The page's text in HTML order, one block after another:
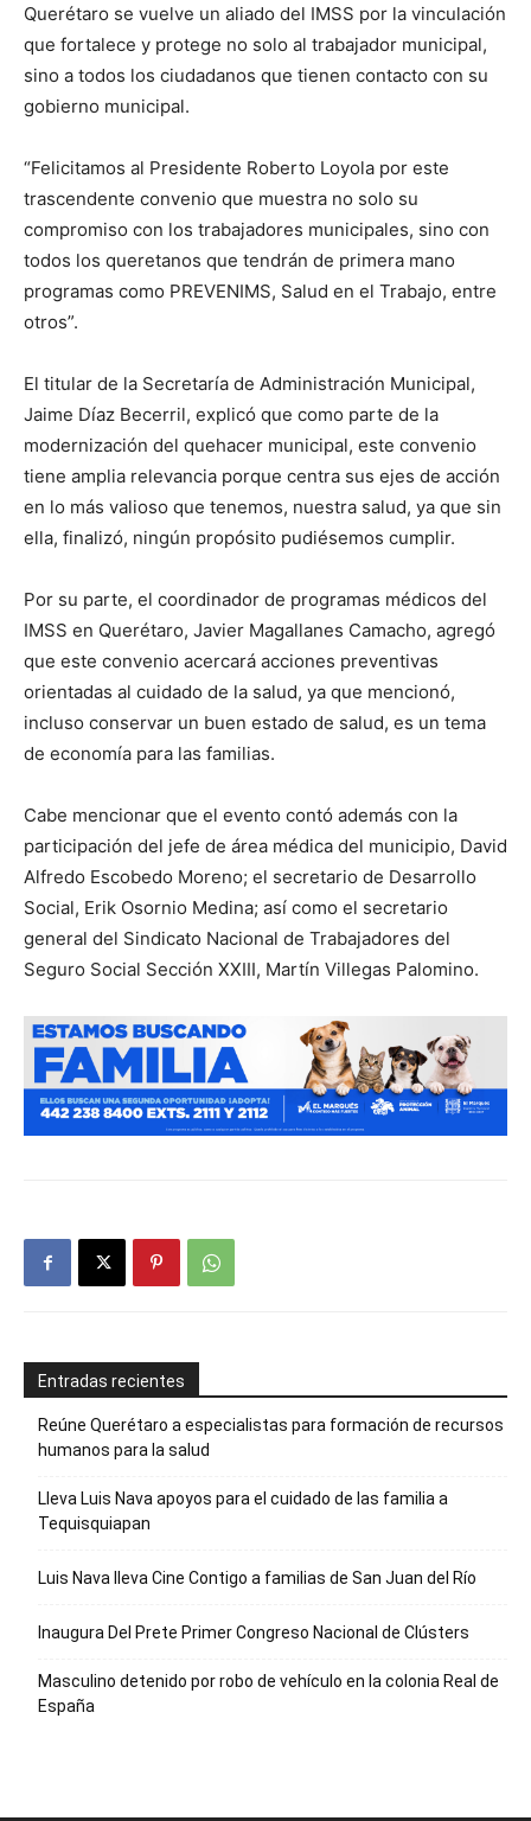
Querétaro se vuelve un aliado del IMSS por la vinculación
que fortalece y protege no solo al trabajador municipal,
sino a todos los ciudadanos que tienen contacto con su
gobierno municipal.
“Felicitamos al Presidente Roberto Loyola por este
trascendente convenio que muestra no solo su
compromiso con los trabajadores municipales, sino con
todos los queretanos que tendrán de primera mano
programas como PREVENIMS, Salud en el Trabajo, entre
otros”.
El titular de la Secretaría de Administración Municipal,
Jaime Díaz Becerril, explicó que como parte de la
modernización del quehacer municipal, este convenio
tiene amplia relevancia porque centra sus ejes de acción
en lo más valioso que tenemos, nuestra salud, ya que sin
ella, finalizó, ningún propósito pudiésemos cumplir.
Por su parte, el coordinador de programas médicos del
IMSS en Querétaro, Javier Magallanes Camacho, agregó
que este convenio acercará acciones preventivas
orientadas al cuidado de la salud, ya que mencionó,
incluso conservar un buen estado de salud, es un tema
de economía para las familias.
Cabe mencionar que el evento contó además con la
participación del jefe de área médica del municipio, David
Alfredo Escobedo Moreno; el secretario de Desarrollo
Social, Erik Osornio Medina; así como el secretario
general del Sindicato Nacional de Trabajadores del
Seguro Social Sección XXIII, Martín Villegas Palomino.
Entradas recientes
Reúne Querétaro a especialistas para formación de recursos
humanos para la salud
Lleva Luis Nava apoyos para el cuidado de las familia a
Tequisquiapan
Luis Nava lleva Cine Contigo a familias de San Juan del Río
Inaugura Del Prete Primer Congreso Nacional de Clústers
Masculino detenido por robo de vehículo en la colonia Real de
España